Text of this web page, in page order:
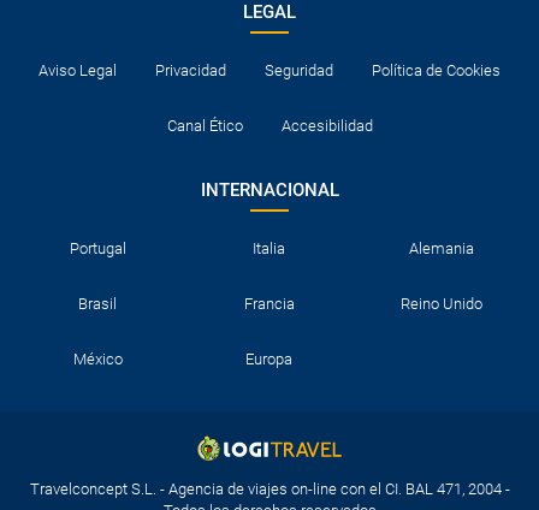
LEGAL
Aviso Legal Privacidad Seguridad Política de Cookies
Canal Ético Accesibilidad
INTERNACIONAL
Portugal Italia Alemania
Brasil Francia Reino Unido
México Europa
Travelconcept S.L. - Agencia de viajes on-line con el CI. BAL 471, 2004 -